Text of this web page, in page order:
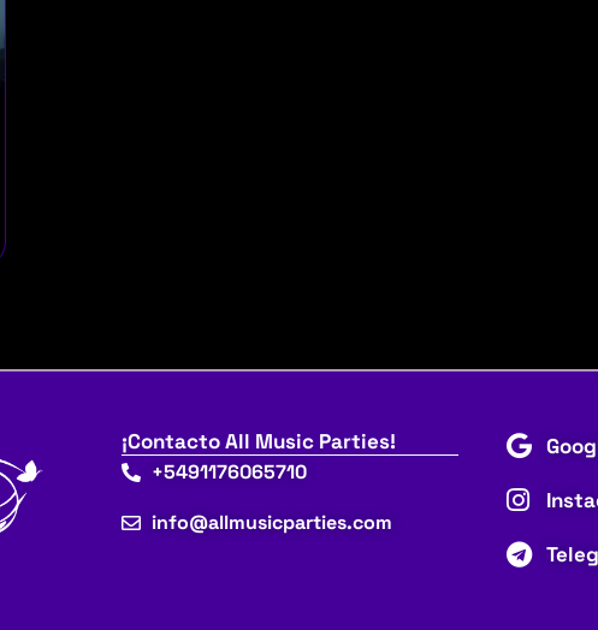
¡Contacto All Music Parties!
+5491176065710
info@allmusicparties.com